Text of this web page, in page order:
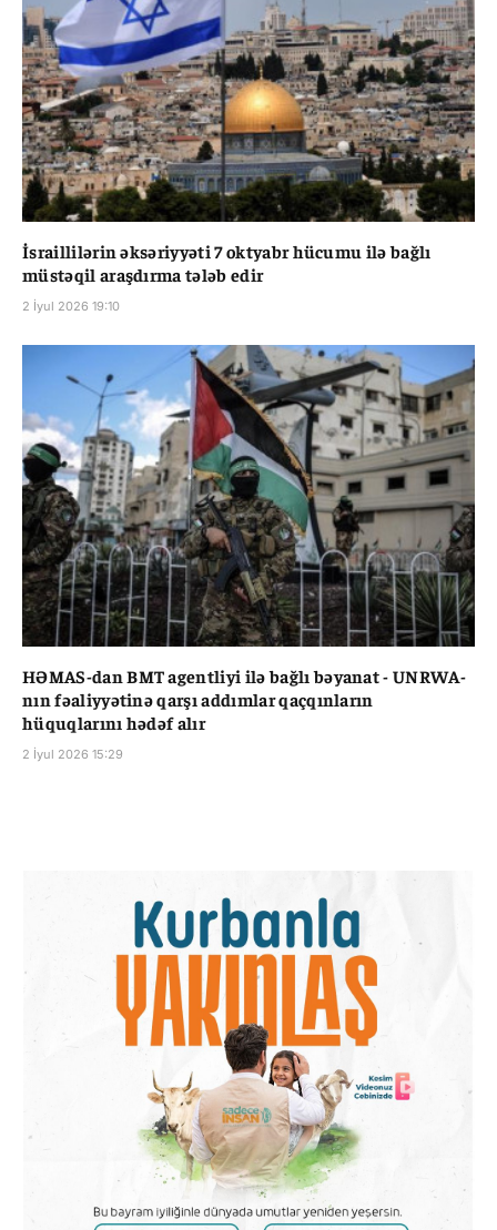
İsraillilərin əksəriyyəti 7 oktyabr hücumu ilə bağlı
müstəqil araşdırma tələb edir
2 İyul 2026 19:10
HƏMAS-dan BMT agentliyi ilə bağlı bəyanat - UNRWA-
nın fəaliyyətinə qarşı addımlar qaçqınların
hüquqlarını hədəf alır
2 İyul 2026 15:29